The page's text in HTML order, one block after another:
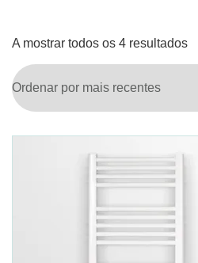
A mostrar todos os 4 resultados